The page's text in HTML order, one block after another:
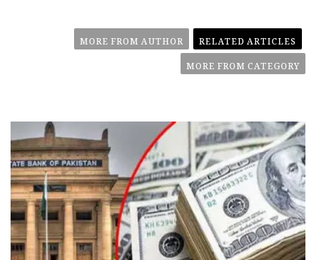
RELATED ARTICLES
MORE FROM AUTHOR
MORE FROM CATEGORY